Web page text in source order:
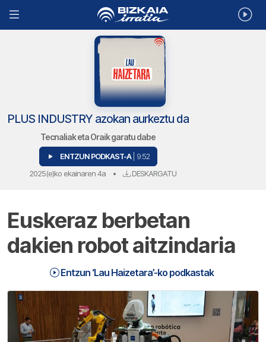
PLUS INDUSTRY azokan aurkeztu da
Tecnaliak eta Oraik garatu dabe
ENTZUN PODKAST-A | 9:52
2025(e)ko ekainaren 4a • DESKARGATU
Euskeraz berbetan
dakien robot aitzindaria
Entzun ‘Lau Haizetara’-ko podkastak